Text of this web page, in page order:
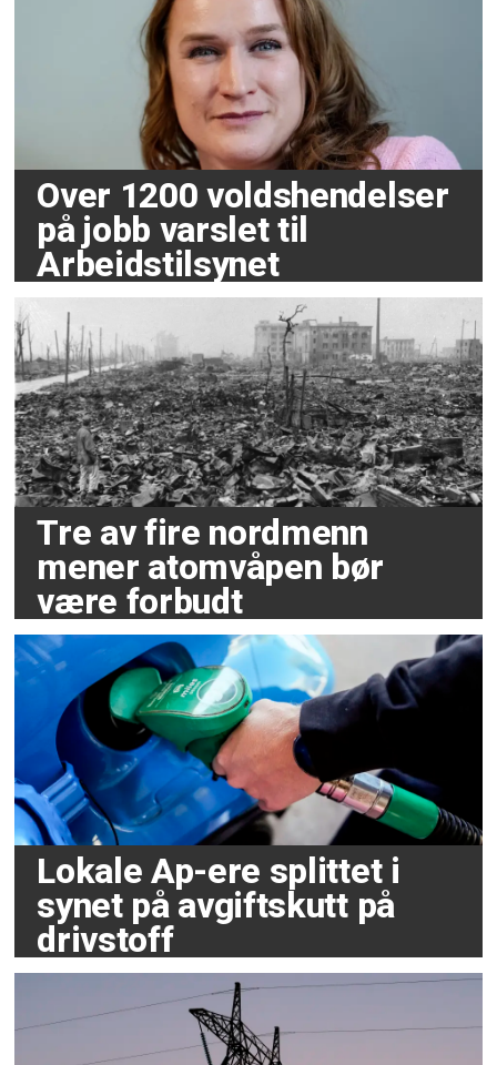
Over 1200 voldshendelser
på jobb varslet til
Arbeidstilsynet
Tre av fire nordmenn
mener atomvåpen bør
være forbudt
Lokale Ap-ere splittet i
synet på avgiftskutt på
drivstoff